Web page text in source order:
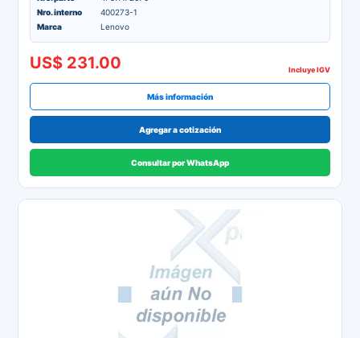
Nro. interno
400273-1
Marca
Lenovo
US$ 231.00 Incluye IGV
Más información
Agregar a cotización
Consultar por WhatsApp